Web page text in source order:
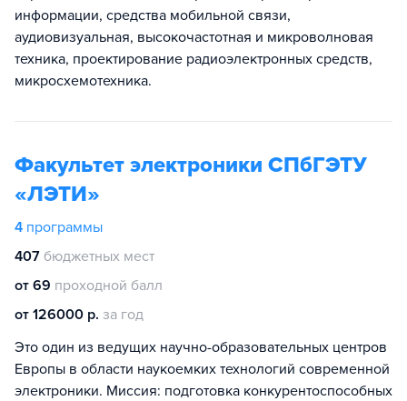
информации, средства мобильной связи,
аудиовизуальная, высокочастотная и микроволновая
техника, проектирование радиоэлектронных средств,
микросхемотехника.
Факультет электроники СПбГЭТУ
«ЛЭТИ»
4 программы
407 бюджетных мест
от 69 проходной балл
от 126000 р. за год
Это один из ведущих научно-образовательных центров
Европы в области наукоемких технологий современной
электроники. Миссия: подготовка конкурентоспособных